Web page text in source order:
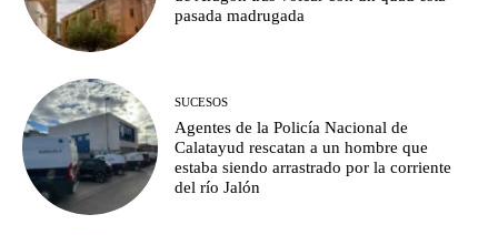
pasada madrugada
SUCESOS
Agentes de la Policía Nacional de
Calatayud rescatan a un hombre que
estaba siendo arrastrado por la corriente
del río Jalón